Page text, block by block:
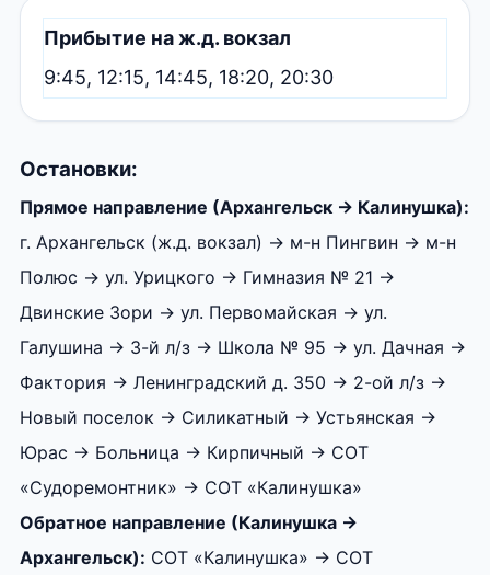
Прибытие на ж.д. вокзал
9:45, 12:15, 14:45, 18:20, 20:30
Остановки:
Прямое направление (Архангельск → Калинушка):
г. Архангельск (ж.д. вокзал) → м-н Пингвин → м-н
Полюс → ул. Урицкого → Гимназия № 21 →
Двинские Зори → ул. Первомайская → ул.
Галушина → 3-й л/з → Школа № 95 → ул. Дачная →
Фактория → Ленинградский д. 350 → 2-ой л/з →
Новый поселок → Силикатный → Устьянская →
Юрас → Больница → Кирпичный → СОТ
«Судоремонтник» → СОТ «Калинушка»
Обратное направление (Калинушка →
Архангельск): СОТ «Калинушка» → СОТ